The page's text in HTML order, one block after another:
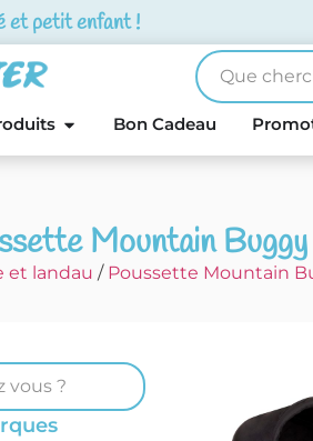
et petit enfant !
Bon Cadeau
Mountain Buggy
et landau / Poussette Mountain